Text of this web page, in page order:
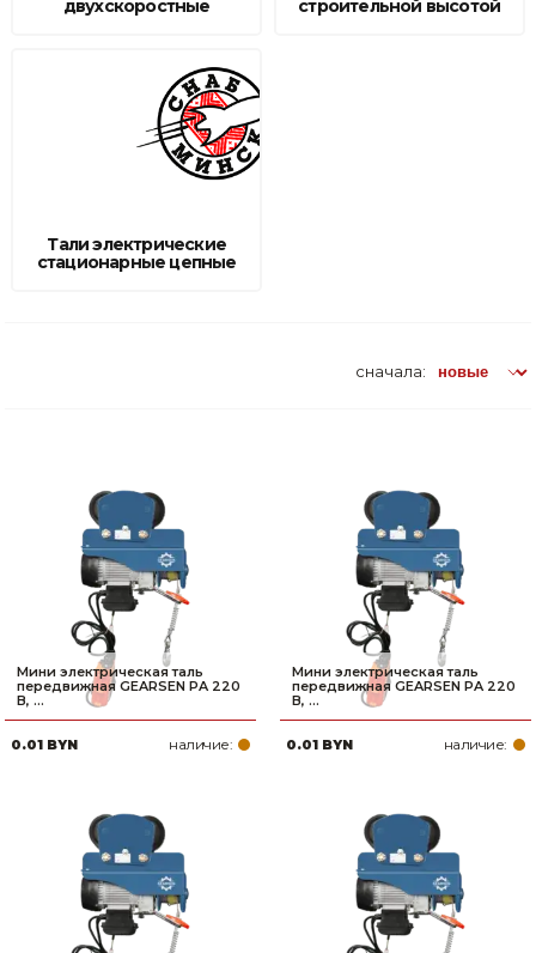
двухскоростные строительной высотой
Тали электрические
стационарные цепные
сначала:
Мини электрическая таль
передвижная GEARSEN PA 220
В, ...
0.01 BYN наличие:
Мини электрическая таль
передвижная GEARSEN PA 220
В, ...
0.01 BYN наличие: